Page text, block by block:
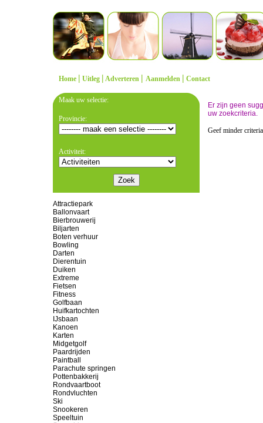
Home | Uitleg | Adverteren | Aanmelden | Contact
Maak uw selectie:
Provincie:
Activiteit:
Attractiepark
Ballonvaart
Bierbrouwerij
Biljarten
Boten verhuur
Bowling
Darten
Dierentuin
Duiken
Extreme
Fietsen
Fitness
Golfbaan
Huifkartochten
IJsbaan
Kanoen
Karten
Midgetgolf
Paardrijden
Paintball
Parachute springen
Pottenbakkerij
Rondvaartboot
Rondvluchten
Ski
Snookeren
Speeltuin
Er zijn geen
uw zoekcriteria.
Geef minder